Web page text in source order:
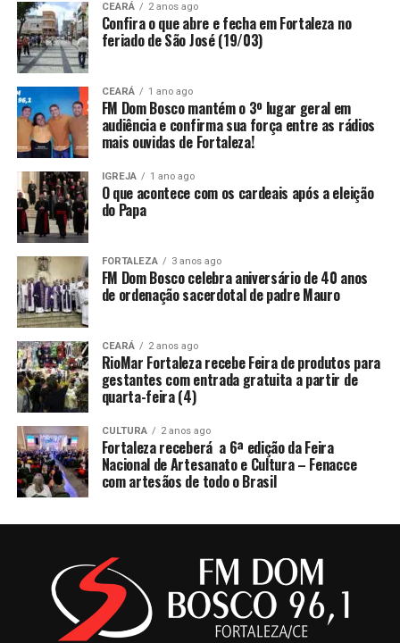
CEARÁ 2 anos ago
Confira o que abre e fecha em Fortaleza no
feriado de São José (19/03)
CEARÁ 1 ano ago
FM Dom Bosco mantém o 3º lugar geral em
audiência e confirma sua força entre as rádios
mais ouvidas de Fortaleza!
IGREJA 1 ano ago
O que acontece com os cardeais após a eleição
do Papa
FORTALEZA 3 anos ago
FM Dom Bosco celebra aniversário de 40 anos
de ordenação sacerdotal de padre Mauro
CEARÁ 2 anos ago
RioMar Fortaleza recebe Feira de produtos para
gestantes com entrada gratuita a partir de
quarta-feira (4)
CULTURA 2 anos ago
Fortaleza receberá a 6ª edição da Feira
Nacional de Artesanato e Cultura – Fenacce
com artesãos de todo o Brasil